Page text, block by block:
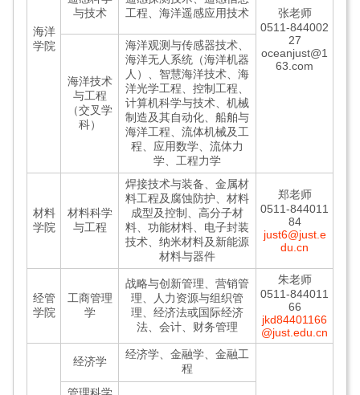
海洋
学院
张老师
0511-844002
27
oceanjust@1
63.com
与技术
工程、海洋遥感应用技术
海洋技术
与工程
（交叉学
科）
海洋观测与传感器技术、
海洋无人系统（海洋机器
人）、智慧海洋技术、海
洋光学工程、控制工程、
计算机科学与技术、机械
制造及其自动化、船舶与
海洋工程、流体机械及工
程、应用数学、流体力
学、工程力学
材料
学院
材料科学
与工程
焊接技术与装备、金属材
料工程及腐蚀防护、材料
成型及控制、高分子材
料、功能材料、电子封装
技术、纳米材料及新能源
材料与器件
郑老师
0511-844011
84
just6@just.e
du.cn
经管
学院
工商管理
学
战略与创新管理、营销管
理、人力资源与组织管
理、经济法或国际经济
法、会计、财务管理
朱老师
0511-844011
66
jkd84401166
@just.edu.cn
经济学
经济学、金融学、金融工
程